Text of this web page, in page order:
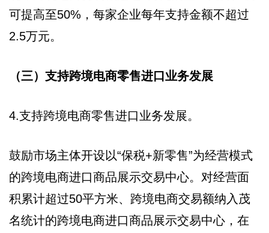
可提高至50%，每家企业每年支持金额不超过
2.5万元。
（三）支持跨境电商零售进口业务发展
4.支持跨境电商零售进口业务发展。
鼓励市场主体开设以“保税+新零售”为经营模式
的跨境电商进口商品展示交易中心。对经营面
积累计超过50平方米、跨境电商交易额纳入茂
名统计的跨境电商进口商品展示交易中心，在